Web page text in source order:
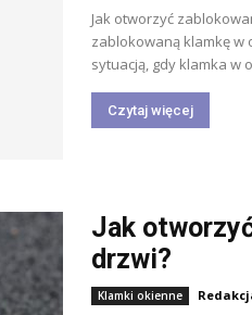
Jak otworzyć
zablokowaną klamkę w
sytuacją, gdy klamka w
Czytaj więcej
Jak
drzwi?
Klamki okienne